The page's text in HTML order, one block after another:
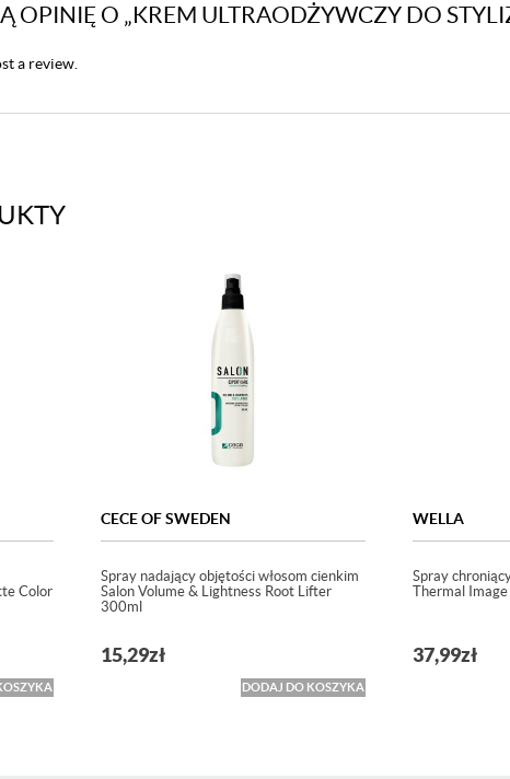
OPINIĘ O „KREM ULTRAODŻYWCZY DO
a review.
Color
CECE OF SWEDEN
Spray nadający objętości włosom cienkim
Salon Volume & Lightness Root Lifter
300ml
15,29zł
DODAJ DO KOSZYKA
WELLA
Spray
Thermal
37,99zł